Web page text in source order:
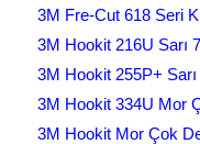
3M Fre-Cut 618 Seri
3M Hookit 216U Sarı
3M Hookit 255P+
3M Hookit 334U Mor
3M Hookit Mor Çok